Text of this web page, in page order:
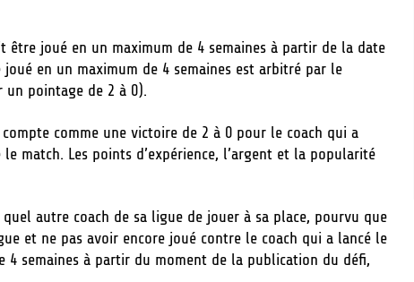
joué en un maximum de 4 semaines à partir de la date
en un maximum de 4 semaines est arbitré par le
pointage de 2 à 0).
comme une victoire de 2 à 0 pour le coach qui a
match. Les points d’expérience, l’argent et la popularité
autre coach de sa ligue de jouer à sa place, pourvu que
et ne pas avoir encore joué contre le coach qui a lancé le
semaines à partir du moment de la publication du défi,